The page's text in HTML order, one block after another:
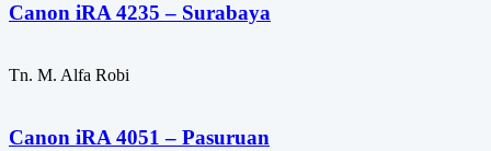
Canon iRA 4235 – Surabaya
Tn. M. Alfa Robi
Canon iRA 4051 – Pasuruan